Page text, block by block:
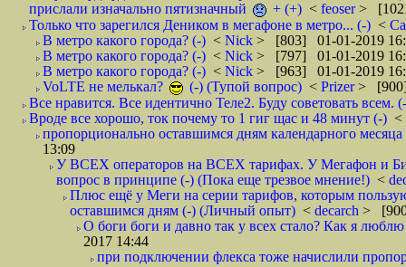
прислали изначально пятизначный
+ (+) < feoser>
Только что зарегился Деником в мегафоне в метро... (-) <
В метро какого города? (-) < Nick > [803] 01-01-2019
В метро какого города? (-) < Nick > [797] 01-01-2019
В метро какого города? (-) < Nick > [963] 01-01-2019
VoLTE не мелькал?
(-) (Тупой вопрос) < Prizer>
Все нравится. Все идентично Теле2. Буду советовать всем.
Вроде все хорошо, ток почему то 1 гиг щас и 48 минут (-) <
пропорционально оставшимся дням календарного
13:09
У ВСЕХ операторов на ВСЕХ тарифах. У Мегафон и Би
вопрос в принципе (-) (Пока еще трезвое мнение!) <
Плюс ещё у Меги на серии тарифов, которым
оставшимся дням (-) (Личный опыт) < decarch >
О боги боги и давно так у всех стало? Как я
2017 14:44
при подключении флекса тоже начислили